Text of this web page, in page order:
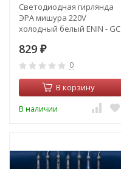
Светодиодная гирлянда
ЭРА мишура 220V
холодный белый ENIN - GC
829 ₽
0
В корзину
В наличии